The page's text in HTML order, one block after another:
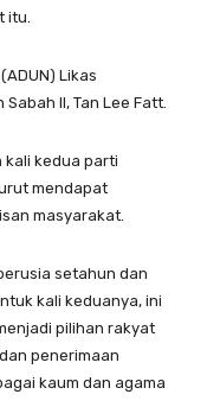
itu.
Likas
II, Tan Lee Fatt.
kali kedua parti
mendapat
masyarakat.
setahun dan
kali keduanya, ini
pilihan rakyat
penerimaan
kaum dan agama